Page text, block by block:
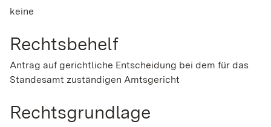
keine
Rechtsbehelf
Antrag auf gerichtliche Entscheidung bei dem für das
Standesamt zuständigen Amtsgericht
Rechtsgrundlage